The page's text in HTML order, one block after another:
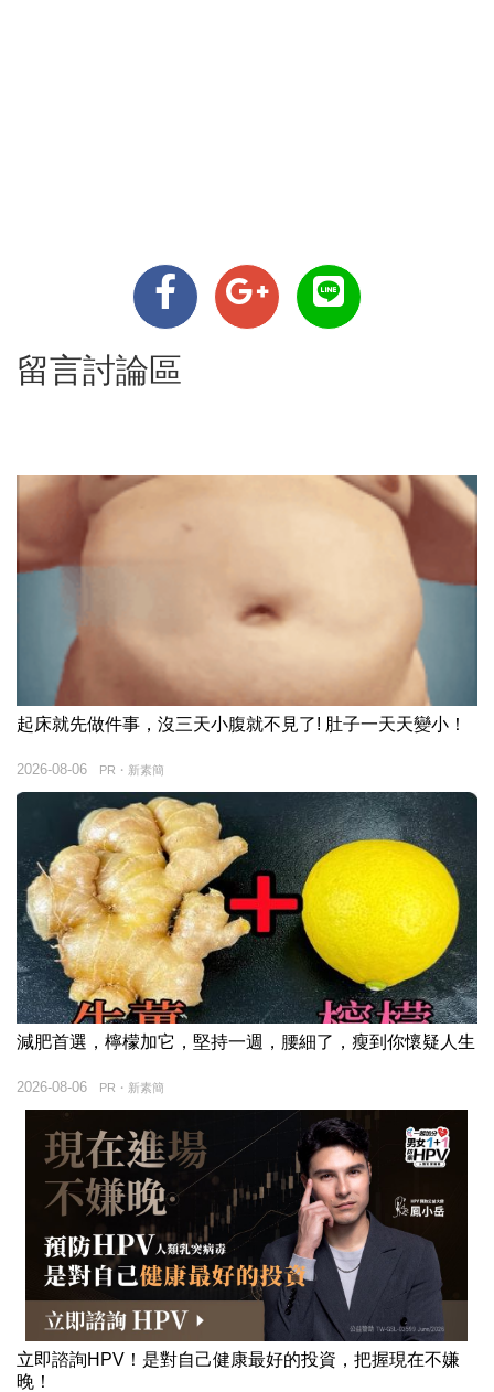
留言討論區
起床就先做件事，沒三天小腹就不見了! 肚子一天天變小！
PR・新素簡
2026-08-06
減肥首選，檸檬加它，堅持一週，腰細了，瘦到你懷疑人生
PR・新素簡
2026-08-06
立即諮詢HPV！是對自己健康最好的投資，把握現在不嫌
晚！